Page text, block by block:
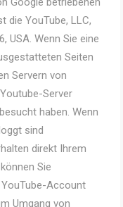
die YouTube, LLC,
USA. Wenn Sie eine
Seiten
Servern von
Server
haben. Wenn
sind
direkt Ihrem
Sie
Account
Umgang von